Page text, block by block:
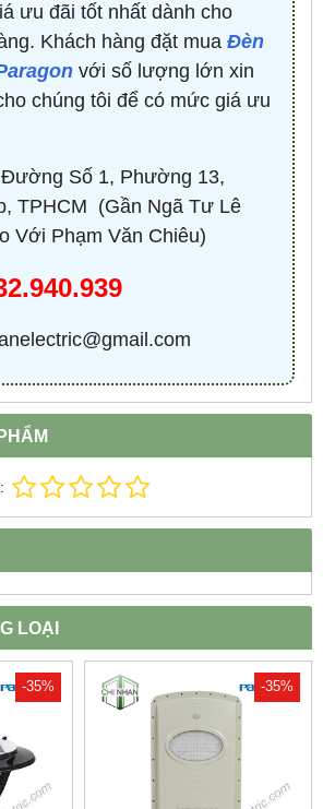
ưu đãi tốt nhất dành cho
Khách hàng đặt mua Đèn
với số lượng lớn xin
chúng tôi để có mức giá ưu
Số 1, Phường 13,
TPHCM ​ (Gần Ngã Tư Lê
Với Phạm Văn Chiêu)
LOẠI
-35% -35%